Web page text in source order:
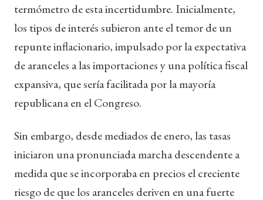
termómetro de esta incertidumbre. Inicialmente,
los tipos de interés subieron ante el temor de un
repunte inflacionario, impulsado por la expectativa
de aranceles a las importaciones y una política fiscal
expansiva, que sería facilitada por la mayoría
republicana en el Congreso.
Sin embargo, desde mediados de enero, las tasas
iniciaron una pronunciada marcha descendente a
medida que se incorporaba en precios el creciente
riesgo de que los aranceles deriven en una fuerte